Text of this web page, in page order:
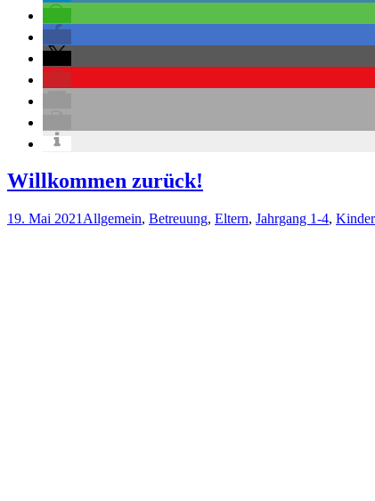
Willkommen zurück!
19. Mai 2021 Allgemein, Betreuung, Eltern, Jahrgang 1-4, Kinder